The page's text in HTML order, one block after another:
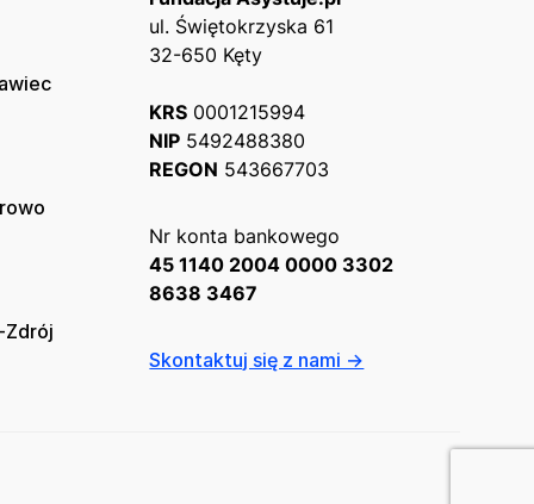
Zdrój
ul. Świętokrzyska 61
32-650 Kęty
KRS 0001215994
NIP 5492488380
REGON 543667703
Nr konta bankowego
45 1140 2004 0000 3302
8638 3467
Skontaktuj się z nami →